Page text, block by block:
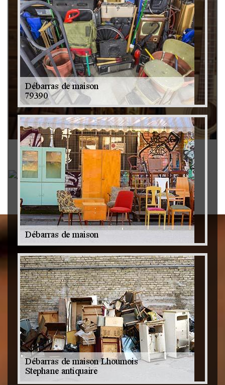
Rachat instrument de musique 79
Achat antiquité 79